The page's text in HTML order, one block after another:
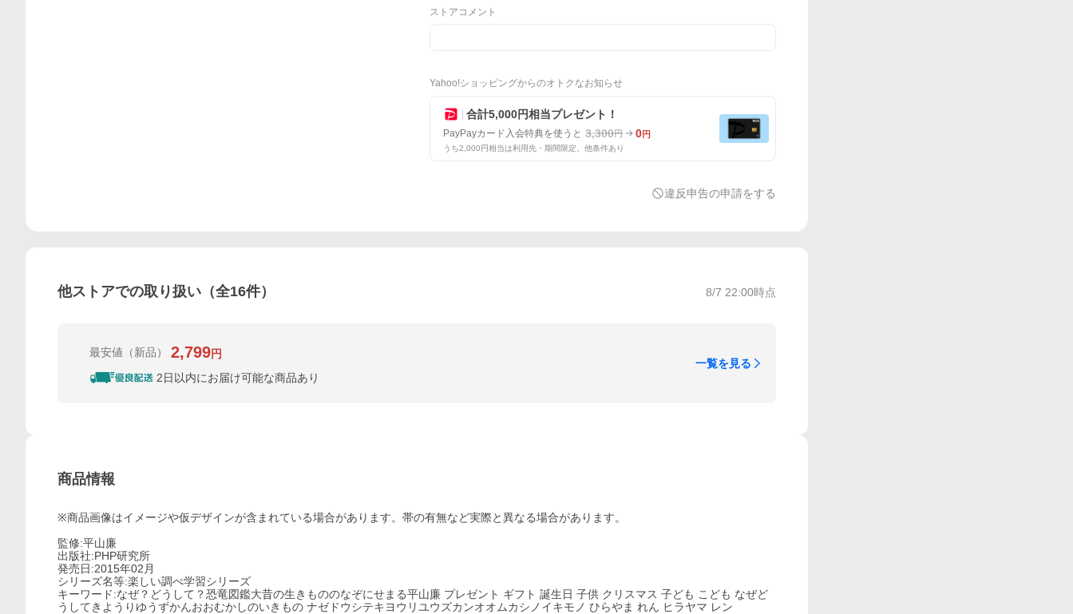
ストアコメント
Yahoo!ショッピングからのオトクなお知らせ
合計5,000円相当プレゼント！
PayPayカード入会特典を使うと 3,300円 0円
うち2,000円相当は利用先・期間限定。他条件あり
違反申告の申請をする
他ストアでの取り扱い（全16件） 8/7 22:00時点
最安値 （新品） 2,799円
2日以内にお届け可能な商品あり
一覧を見る
商品情報
※商品画像はイメージや仮デザインが含まれている場合があります。帯の有無など実際と異なる場合があります。
監修:平山廉
出版社:PHP研究所
発売日:2015年02月
シリーズ名等:楽しい調べ学習シリーズ
キーワード:なぜ？どうして？恐竜図鑑大昔の生きもののなぞにせまる平山廉 プレゼント ギフト 誕生日 子供 クリスマス 子ども こども なぜど
うしてきようりゆうずかんおおむかしのいきもの ナゼドウシテキヨウリユウズカンオオムカシノイキモノ ひらやま れん ヒラヤマ レン